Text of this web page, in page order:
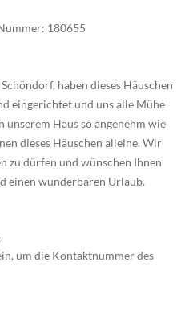
: 180655
haben dieses Häuschen
eingerichtet und uns alle Mühe
unserem Haus so angenehm wie
dieses Häuschen alleine. Wir
zu dürfen und wünschen Ihnen
einen wunderbaren Urlaub.
um die Kontaktnummer des